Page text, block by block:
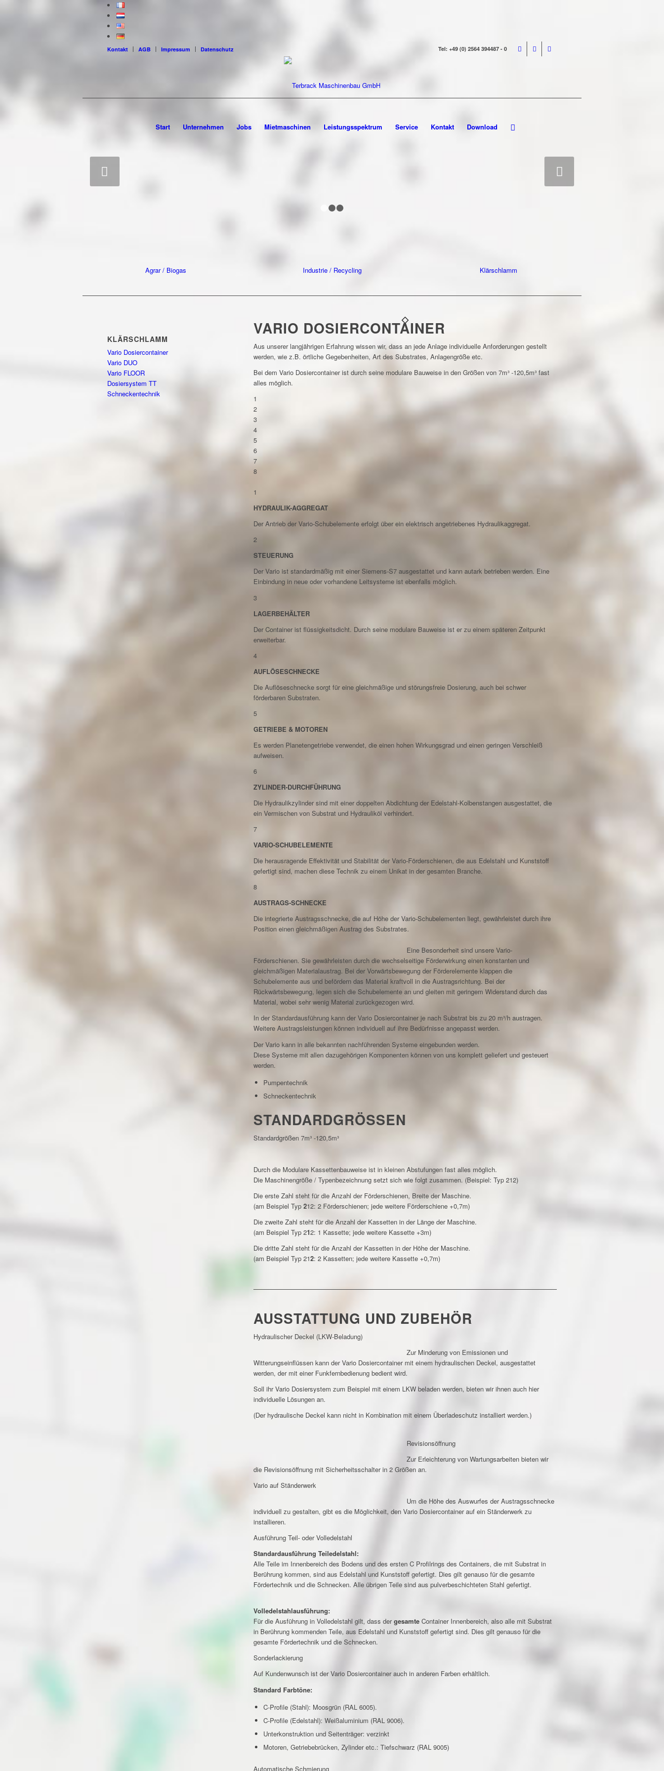
Kontakt AGB Impressum Datenschutz Tel: +49 (0) 2564 394487 - 0
Start Unternehmen Jobs Mietmaschinen Leistungsspektrum Service Kontakt Download
Agrar / Biogas Industrie / Recycling Klärschlamm
VARIO DOSIERCONTAINER
Aus unserer langjährigen Erfahrung wissen wir, dass an jede Anlage individuelle Anforderungen gestellt
werden, wie z.B. örtliche Gegebenheiten, Art des Substrates, Anlagengröße etc.
Bei dem Vario Dosiercontainer ist durch seine modulare Bauweise in den Größen von 7m³ -120,5m³ fast
alles möglich.
1
2
3
4
5
6
7
8
1
HYDRAULIK-AGGREGAT
Der Antrieb der Vario-Schubelemente erfolgt über ein elektrisch angetriebenes Hydraulikaggregat.
2
STEUERUNG
Der Vario ist standardmäßig mit einer Siemens-S7 ausgestattet und kann autark betrieben werden. Eine
Einbindung in neue oder vorhandene Leitsysteme ist ebenfalls möglich.
3
LAGERBEHÄLTER
Der Container ist flüssigkeitsdicht. Durch seine modulare Bauweise ist er zu einem späteren Zeitpunkt
erweiterbar.
4
AUFLÖSESCHNECKE
Die Auflöseschnecke sorgt für eine gleichmäßige und störungsfreie Dosierung, auch bei schwer
förderbaren Substraten.
5
GETRIEBE & MOTOREN
Es werden Planetengetriebe verwendet, die einen hohen Wirkungsgrad und einen geringen Verschleiß
aufweisen.
6
ZYLINDER-DURCHFÜHRUNG
Die Hydraulikzylinder sind mit einer doppelten Abdichtung der Edelstahl-Kolbenstangen ausgestattet, die
ein Vermischen von Substrat und Hydrauliköl verhindert.
7
VARIO-SCHUBELEMENTE
Die herausragende Effektivität und Stabilität der Vario-Förderschienen, die aus Edelstahl und Kunststoff
gefertigt sind, machen diese Technik zu einem Unikat in der gesamten Branche.
8
AUSTRAGS-SCHNECKE
Die integrierte Austragsschnecke, die auf Höhe der Vario-Schubelementen liegt, gewährleistet durch ihre
Position einen gleichmäßigen Austrag des Substrates.
Eine Besonderheit sind unsere Vario-
Förderschienen. Sie gewährleisten durch die wechselseitige Förderwirkung einen konstanten und
gleichmäßigen Materialaustrag. Bei der Vorwärtsbewegung der Förderelemente klappen die
Schubelemente aus und befördern das Material kraftvoll in die Austragsrichtung. Bei der
Rückwärtsbewegung, legen sich die Schubelemente an und gleiten mit geringem Widerstand durch das
Material, wobei sehr wenig Material zurückgezogen wird.
In der Standardausführung kann der Vario Dosiercontainer je nach Substrat bis zu 20 m³/h austragen.
Weitere Austragsleistungen können individuell auf ihre Bedürfnisse angepasst werden.
Der Vario kann in alle bekannten nachführenden Systeme eingebunden werden.
Diese Systeme mit allen dazugehörigen Komponenten können von uns komplett geliefert und gesteuert
werden.
Pumpentechnik
Schneckentechnik
STANDARDGRÖSSEN
Standardgrößen 7m³ -120,5m³
Durch die Modulare Kassettenbauweise ist in kleinen Abstufungen fast alles möglich.
Die Maschinengröße / Typenbezeichnung setzt sich wie folgt zusammen. (Beispiel: Typ 212)
Die erste Zahl steht für die Anzahl der Förderschienen, Breite der Maschine.
(am Beispiel Typ 212: 2 Förderschienen; jede weitere Förderschiene +0,7m)
Die zweite Zahl steht für die Anzahl der Kassetten in der Länge der Maschine.
(am Beispiel Typ 212: 1 Kassette; jede weitere Kassette +3m)
Die dritte Zahl steht für die Anzahl der Kassetten in der Höhe der Maschine.
(am Beispiel Typ 212: 2 Kassetten; jede weitere Kassette +0,7m)
AUSSTATTUNG UND ZUBEHÖR
Hydraulischer Deckel (LKW-Beladung)
Zur Minderung von Emissionen und
Witterungseinflüssen kann der Vario Dosiercontainer mit einem hydraulischen Deckel, ausgestattet
werden, der mit einer Funkfernbedienung bedient wird.
Soll ihr Vario Dosiersystem zum Beispiel mit einem LKW beladen werden, bieten wir ihnen auch hier
individuelle Lösungen an.
(Der hydraulische Deckel kann nicht in Kombination mit einem Überladeschutz installiert werden.)
Revisionsöffnung
Zur Erleichterung von Wartungsarbeiten bieten wir
die Revisionsöffnung mit Sicherheitsschalter in 2 Größen an.
Vario auf Ständerwerk
Um die Höhe des Auswurfes der Austragsschnecke
individuell zu gestalten, gibt es die Möglichkeit, den Vario Dosiercontainer auf ein Ständerwerk zu
installieren.
Ausführung Teil- oder Volledelstahl
Standardausführung Teiledelstahl:
Alle Teile im Innenbereich des Bodens und des ersten C Profilrings des Containers, die mit Substrat in
Berührung kommen, sind aus Edelstahl und Kunststoff gefertigt. Dies gilt genauso für die gesamte
Fördertechnik und die Schnecken. Alle übrigen Teile sind aus pulverbeschichteten Stahl gefertigt.
Volledelstahlausführung:
Für die Ausführung in Volledelstahl gilt, dass dergesamteContainer Innenbereich, also alle mit Substrat
in Berührung kommenden Teile, aus Edelstahl und Kunststoff gefertigt sind. Dies gilt genauso für die
gesamte Fördertechnik und die Schnecken.
Sonderlackierung
Auf Kundenwunsch ist der Vario Dosiercontainer auch in anderen Farben erhältlich.
Standard Farbtöne:
C-Profile (Stahl): Moosgrün (RAL 6005).
C-Profile (Edelstahl): Weißaluminium (RAL 9006).
Unterkonstruktion und Seitenträger: verzinkt
Motoren, Getriebebrücken, Zylinder etc.: Tiefschwarz (RAL 9005)
Automatische Schmierung
KLÄRSCHLAMM
Vario Dosiercontainer
Vario DUO
Vario FLOOR
Dosiersystem TT
Schneckentechnik